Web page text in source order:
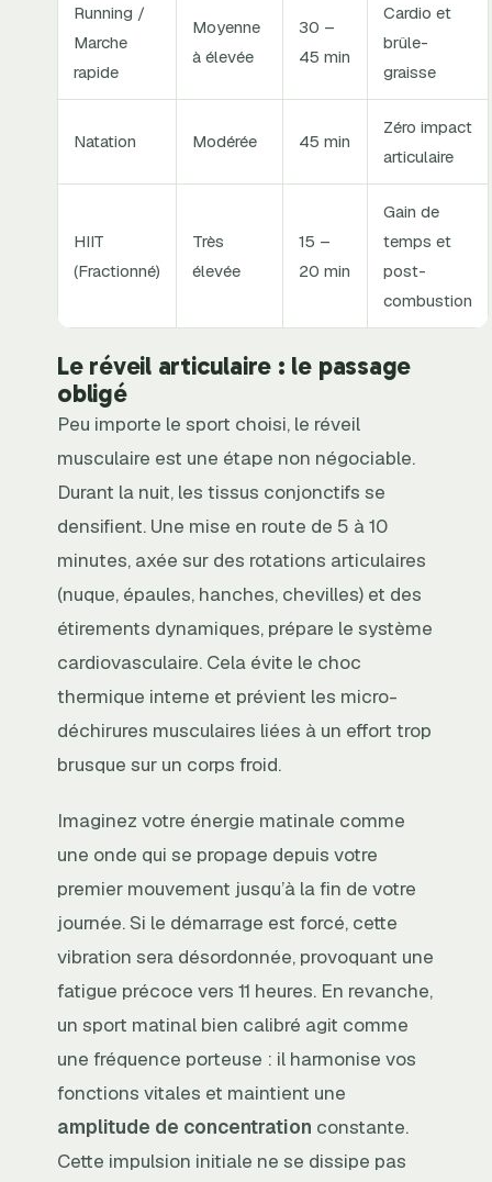
Running /
Marche
rapide
Moyenne
à élevée
30 –
45 min
Cardio et
brûle-
graisse
Natation Modérée 45 min
Zéro impact
articulaire
HIIT
(Fractionné)
Très
élevée
15 –
20 min
Gain de
temps et
post-
combustion
Le réveil articulaire : le passage
obligé
Peu importe le sport choisi, le réveil
musculaire est une étape non négociable.
Durant la nuit, les tissus conjonctifs se
densifient. Une mise en route de 5 à 10
minutes, axée sur des rotations articulaires
(nuque, épaules, hanches, chevilles) et des
étirements dynamiques, prépare le système
cardiovasculaire. Cela évite le choc
thermique interne et prévient les micro-
déchirures musculaires liées à un effort trop
brusque sur un corps froid.
Imaginez votre énergie matinale comme
une onde qui se propage depuis votre
premier mouvement jusqu’à la fin de votre
journée. Si le démarrage est forcé, cette
vibration sera désordonnée, provoquant une
fatigue précoce vers 11 heures. En revanche,
un sport matinal bien calibré agit comme
une fréquence porteuse : il harmonise vos
fonctions vitales et maintient une
amplitude de concentration constante.
Cette impulsion initiale ne se dissipe pas